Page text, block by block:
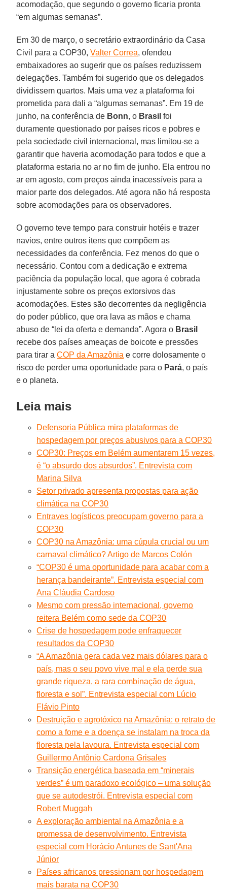
acomodação, que segundo o governo ficaria pronta
“em algumas semanas”.
Em 30 de março, o secretário extraordinário da Casa
Civil para a COP30,Valter Correa, ofendeu
embaixadores ao sugerir que os países reduzissem
delegações. Também foi sugerido que os delegados
dividissem quartos. Mais uma vez a plataforma foi
prometida para dali a “algumas semanas”. Em 19 de
junho, na conferência de Bonn, o Brasil foi
duramente questionado por países ricos e pobres e
pela sociedade civil internacional, mas limitou-se a
garantir que haveria acomodação para todos e que a
plataforma estaria no ar no fim de junho. Ela entrou no
ar em agosto, com preços ainda inacessíveis para a
maior parte dos delegados. Até agora não há resposta
sobre acomodações para os observadores.
O governo teve tempo para construir hotéis e trazer
navios, entre outros itens que compõem as
necessidades da conferência. Fez menos do que o
necessário. Contou com a dedicação e extrema
paciência da população local, que agora é cobrada
injustamente sobre os preços extorsivos das
acomodações. Estes são decorrentes da negligência
do poder público, que ora lava as mãos e chama
abuso de “lei da oferta e demanda”. Agora o Brasil
recebe dos países ameaças de boicote e pressões
para tirar aCOP da Amazônia e corre dolosamente o
risco de perder uma oportunidade para o Pará, o país
e o planeta.
Leia mais
Defensoria Pública mira plataformas de
hospedagem por preços abusivos para a COP30
COP30: Preços em Belém aumentarem 15 vezes,
é “o absurdo dos absurdos”. Entrevista com
Marina Silva
Setor privado apresenta propostas para ação
climática na COP30
Entraves logísticos preocupam governo para a
COP30
COP30 na Amazônia: uma cúpula crucial ou um
carnaval climático? Artigo de Marcos Colón
“COP30 é uma oportunidade para acabar com a
herança bandeirante”. Entrevista especial com
Ana Cláudia Cardoso
Mesmo com pressão internacional, governo
reitera Belém como sede da COP30
Crise de hospedagem pode enfraquecer
resultados da COP30
“A Amazônia gera cada vez mais dólares para o
país, mas o seu povo vive mal e ela perde sua
grande riqueza, a rara combinação de água,
floresta e sol”. Entrevista especial com Lúcio
Flávio Pinto
Destruição e agrotóxico na Amazônia: o retrato de
como a fome e a doença se instalam na troca da
floresta pela lavoura. Entrevista especial com
Guillermo Antônio Cardona Grisales
Transição energética baseada em “minerais
verdes” é um paradoxo ecológico – uma solução
que se autodestrói. Entrevista especial com
Robert Muggah
A exploração ambiental na Amazônia e a
promessa de desenvolvimento. Entrevista
especial com Horácio Antunes de Sant'Ana
Júnior
Países africanos pressionam por hospedagem
mais barata na COP30